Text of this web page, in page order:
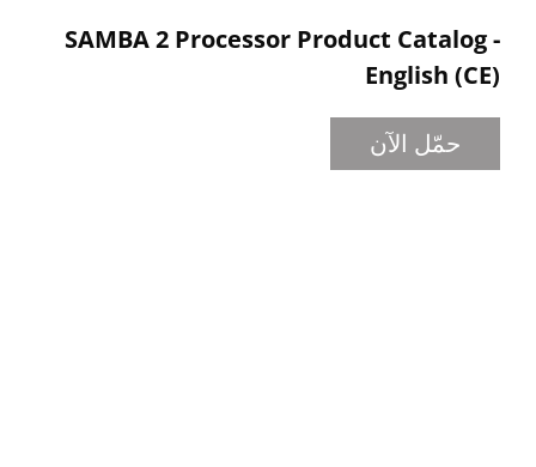
SAMBA 2 Processor Product Catalog -
English (CE)
حمّل الآن